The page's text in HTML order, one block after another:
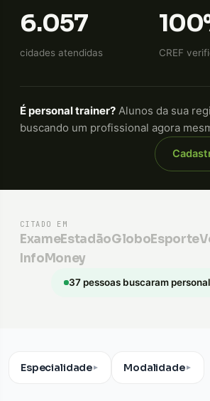
6.057
cidades atendidas CREF
É personal trainer? Alunos da sua
buscando um profissional agora
CITADO EM
ExameEstadãoGloboEsporte
InfoMoney
37 pessoas buscaram
Especialidade▼ Modalidade▼